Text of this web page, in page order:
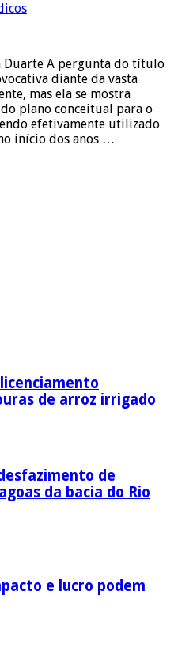
Duarte A pergunta do título
diante da vasta
mas ela se mostra
plano conceitual para o
efetivamente utilizado
início dos anos …
de arroz irrigado
de
da bacia do Rio
e lucro podem